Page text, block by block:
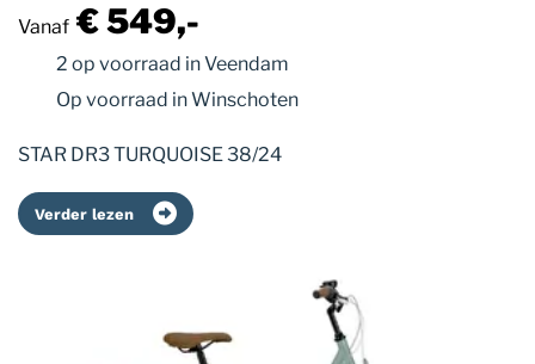
Vanaf € 549,-
2 op voorraad in Veendam
Op voorraad in Winschoten
STAR DR3 TURQUOISE 38/24
Verder lezen